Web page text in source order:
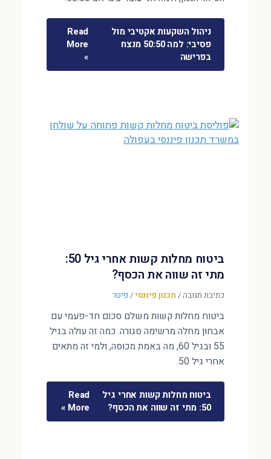
ניהול השקעות אקטיבי מול
פסיבי: למה 50:50 מנצח
בפרישה
Read
More
»
ביטוח מחלות קשות אחרי גיל 50:
מתי זה שווה את הכסף?
כתיבת תגובה/ תכנון פיננסי/ פיטר
ביטוח מחלות קשות משלם סכום חד-פעמי עם
אבחון מחלה מרשימה סגורה. כמה זה עולה בגיל
55 ובגיל 60, מה באמת מכוסה, ולמי זה מתאים
אחרי גיל 50.
ביטוח מחלות קשות אחרי גיל
50: מתי זה שווה את הכסף?
Read
More »